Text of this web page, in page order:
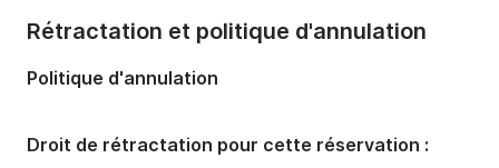
Rétractation et politique d'annulation
Politique d'annulation
Droit de rétractation pour cette réservation :